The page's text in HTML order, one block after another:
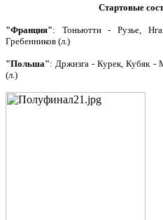
Стартовые
"Франция": Тоньютти - Рузье,
Гребенников (л.)
"Польша": Држизга - Курек, Кубяк -
(л.)